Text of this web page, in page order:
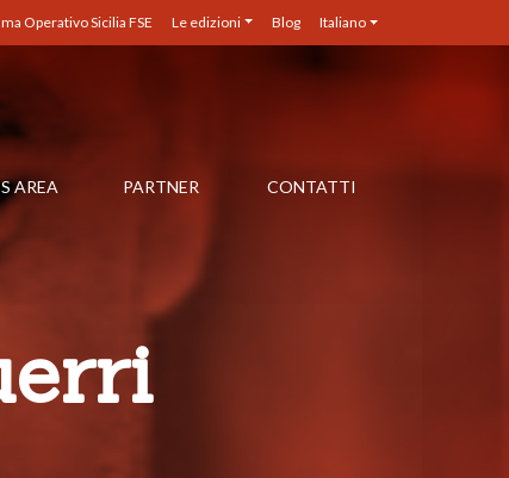
Operativo Sicilia FSE Le edizioni Blog Italiano
AREA PARTNER CONTATTI